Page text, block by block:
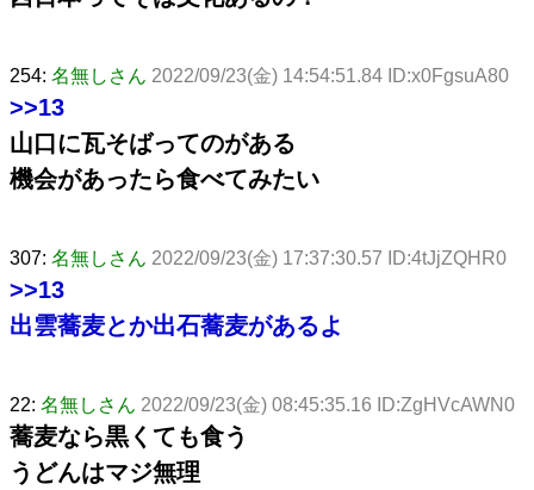
254: 名無しさん 2022/09/23(金) 14:54:51.84 ID:x0FgsuA80
>>13
山口に瓦そばってのがある
機会があったら食べてみたい
307: 名無しさん 2022/09/23(金) 17:37:30.57 ID:4tJjZQHR0
>>13
出雲蕎麦とか出石蕎麦があるよ
22: 名無しさん 2022/09/23(金) 08:45:35.16 ID:ZgHVcAWN0
蕎麦なら黒くても食う
うどんはマジ無理